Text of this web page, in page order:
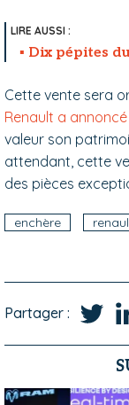
Dix pépites
Cette vente sera
Renault a
valeur son
attendant, cette
des pièces
enchère
Partager :